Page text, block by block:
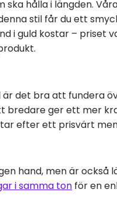
ska hålla i längden.
stil får du ett
i guld kostar – priset
det bra att fundera
ger ett mer
efter ett prisvärt
hand, men är
i samma ton för en